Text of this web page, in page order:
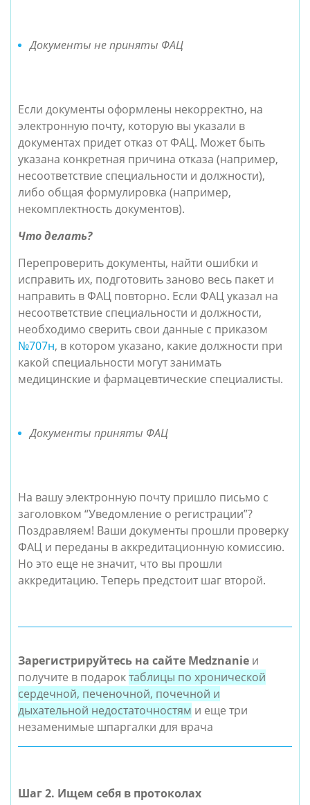
Документы не приняты ФАЦ
Если документы оформлены некорректно, на
электронную почту, которую вы указали в
документах придет отказ от ФАЦ. Может быть
указана конкретная причина отказа (например,
несоответствие специальности и должности),
либо общая формулировка (например,
некомплектность документов).
Что делать?
Перепроверить документы, найти ошибки и
исправить их, подготовить заново весь пакет и
направить в ФАЦ повторно. Если ФАЦ указал на
несоответствие специальности и должности,
необходимо сверить свои данные с приказом
№707н, в котором указано, какие должности при
какой специальности могут занимать
медицинские и фармацевтические специалисты.
Документы приняты ФАЦ
На вашу электронную почту пришло письмо с
заголовком “Уведомление о регистрации”?
Поздравляем! Ваши документы прошли проверку
ФАЦ и переданы в аккредитационную комиссию.
Но это еще не значит, что вы прошли
аккредитацию. Теперь предстоит шаг второй.
Зарегистрируйтесь на сайте Medznanie и
получите в подароктаблицы по хронической
сердечной, печеночной, почечной и
дыхательной недостаточностям и еще три
незаменимые шпаргалки для врача
Шаг 2. Ищем себя в протоколах